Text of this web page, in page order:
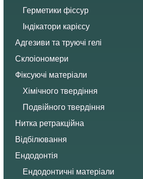
Герметики фіссур
Індікатори карієсу
Адгезиви та труючі гелі
Склоіономери
Фіксуючі матеріали
Хімічного твердіння
Подвійного твердіння
Нитка ретракційна
Відбілювання
Ендодонтія
Ендодонтичні матеріали